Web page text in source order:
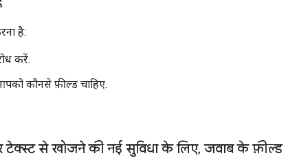
है:
करें.
कौनसे फ़ील्ड चाहिए.
से खोजने की नई सुविधा के लिए, जवाब के फ़ील्ड